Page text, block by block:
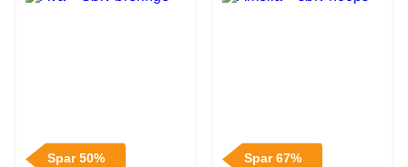
Spar 50% Spar 67%